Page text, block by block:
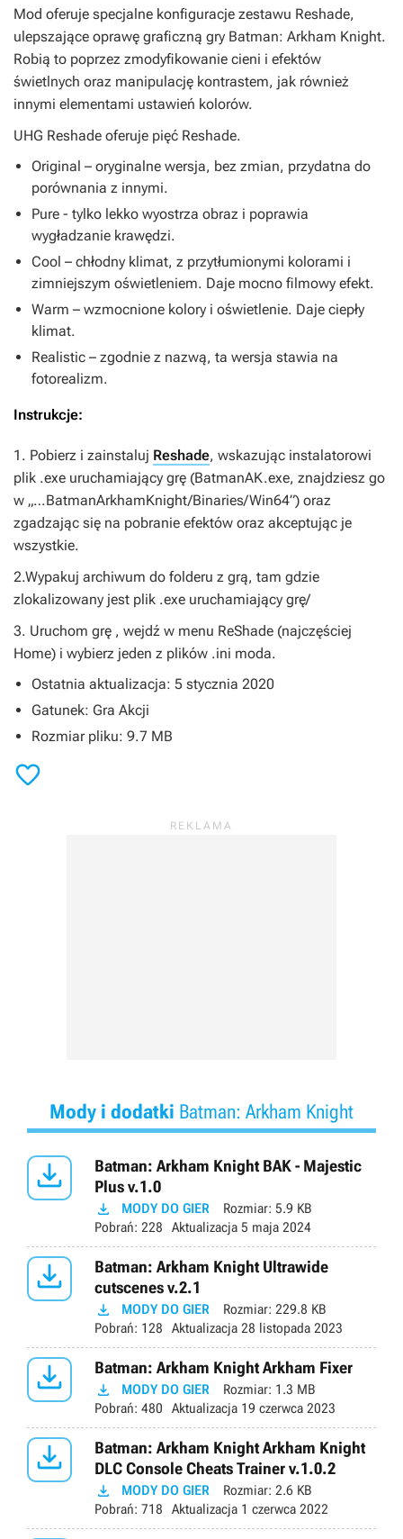
Mod oferuje specjalne konfiguracje zestawu Reshade,
ulepszające oprawę graficzną gry Batman: Arkham Knight.
Robią to poprzez zmodyfikowanie cieni i efektów
świetlnych oraz manipulację kontrastem, jak również
innymi elementami ustawień kolorów.
UHG Reshade oferuje pięć Reshade.
Original – oryginalne wersja, bez zmian, przydatna do
porównania z innymi.
Pure - tylko lekko wyostrza obraz i poprawia
wygładzanie krawędzi.
Cool – chłodny klimat, z przytłumionymi kolorami i
zimniejszym oświetleniem. Daje mocno filmowy efekt.
Warm – wzmocnione kolory i oświetlenie. Daje ciepły
klimat.
Realistic – zgodnie z nazwą, ta wersja stawia na
fotorealizm.
Instrukcje:
1. Pobierz i zainstaluj Reshade, wskazując instalatorowi
plik .exe uruchamiający grę (BatmanAK.exe, znajdziesz go
w „…BatmanArkhamKnight/Binaries/Win64”) oraz
zgadzając się na pobranie efektów oraz akceptując je
wszystkie.
2.Wypakuj archiwum do folderu z grą, tam gdzie
zlokalizowany jest plik .exe uruchamiający grę/
3. Uruchom grę , wejdź w menu ReShade (najczęściej
Home) i wybierz jeden z plików .ini moda.
Ostatnia aktualizacja: 5 stycznia 2020
Gatunek: Gra Akcji
Rozmiar pliku: 9.7 MB

Mody i dodatki Batman: Arkham Knight

Batman: Arkham Knight BAK - Majestic
Plus v.1.0
 MODY DO GIER Rozmiar: 5.9 KB
Pobrań: 228 Aktualizacja 5 maja 2024

Batman: Arkham Knight Ultrawide
cutscenes v.2.1
 MODY DO GIER Rozmiar: 229.8 KB
Pobrań: 128 Aktualizacja 28 listopada 2023
 Batman: Arkham Knight Arkham Fixer
 MODY DO GIER Rozmiar: 1.3 MB
Pobrań: 480 Aktualizacja 19 czerwca 2023

Batman: Arkham Knight Arkham Knight
DLC Console Cheats Trainer v.1.0.2
 MODY DO GIER Rozmiar: 2.6 KB
Pobrań: 718 Aktualizacja 1 czerwca 2022